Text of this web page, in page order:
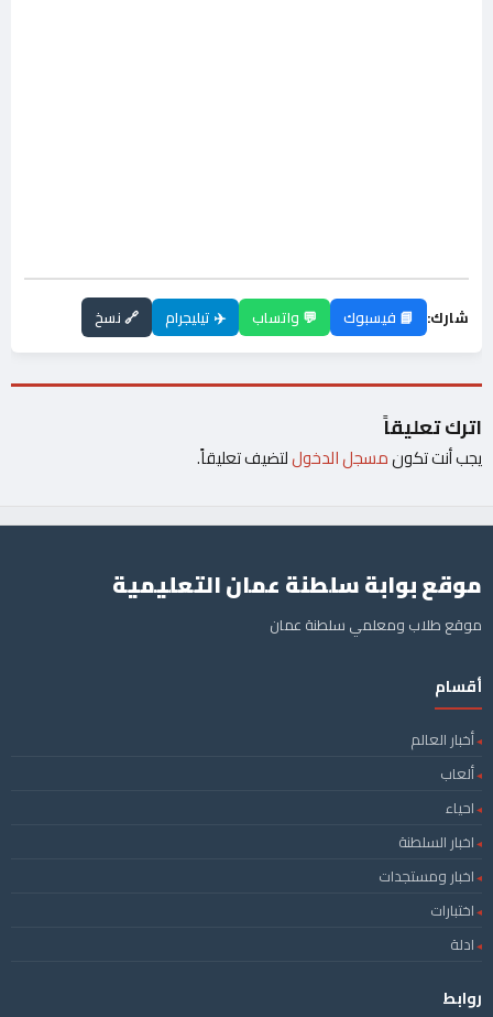
شارك: 📘 فيسبوك 💬 واتساب ✈️ تيليجرام 🔗 نسخ
اترك تعليقاً
يجب أنت تكونمسجل الدخوللتضيف تعليقاً.
موقع بوابة سلطنة عمان التعليمية
موقع طلاب ومعلمي سلطنة عمان
أقسام
أخبار العالم
ألعاب
احياء
اخبار السلطنة
اخبار ومستجدات
اختبارات
ادلة
روابط